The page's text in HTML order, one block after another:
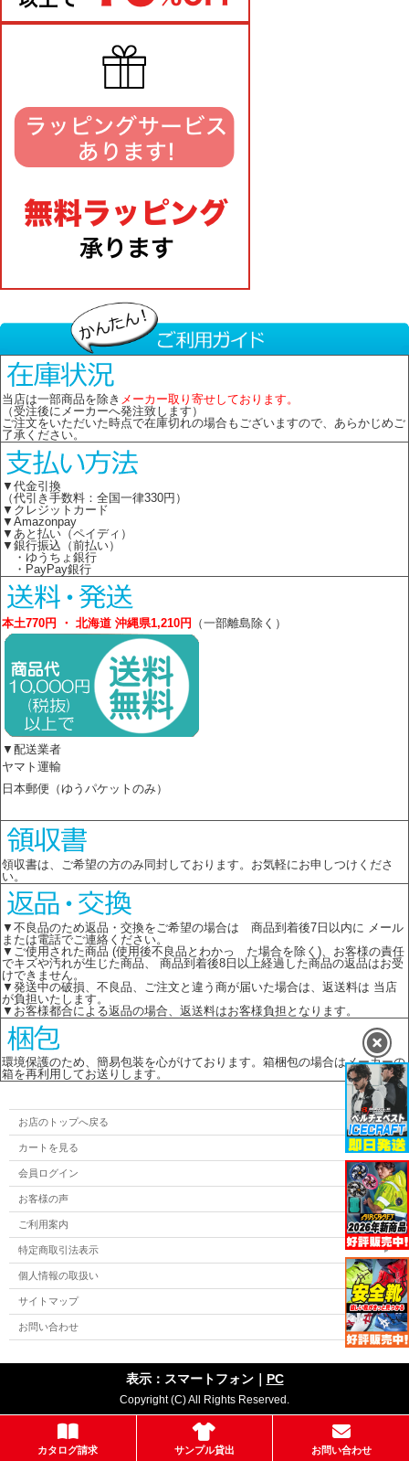
当店は一部商品を除き メーカー取り寄せしております。
（受注後にメーカーへ発注致します）
ご注文をいただいた時点で在庫切れの場合もございますので、あらかじめご
了承ください。
▼代金引換
（代引き手数料：全国一律330円）
▼クレジットカード
▼Amazonpay
▼あと払い（ペイディ）
▼銀行振込（前払い）
・ゆうちょ銀行
・PayPay銀行
本土770円 ・ 北海道 沖縄県1,210円 （一部離島除く）
▼配送業者
ヤマト運輸
日本郵便（ゆうパケットのみ）
領収書は、ご希望の方のみ同封しております。お気軽にお申しつけくださ
い。
▼不良品のため返品・交換をご希望の場合は 商品到着後7日以内に メール
または電話でご連絡ください。
▼ご使用された商品 (使用後不良品とわかっ た場合を除く)、お客様の責任
でキズや汚れが生じた商品、 商品到着後8日以上経過した商品の返品はお受
けできません。
▼発送中の破損、不良品、ご注文と違う商が届いた場合は、返送料は 当店
が負担いたします。
▼お客様都合による返品の場合、返送料はお客様負担となります。
環境保護のため、簡易包装を心がけております。箱梱包の場合はメーカーの
箱を再利用してお送りします。
カタログ請求 サンプル貸出 お問い合わせ
お店のトップへ戻る
カートを見る
会員ログイン
お客様の声
ご利用案内
特定商取引法表示
個人情報の取扱い
サイトマップ
お問い合わせ
表示：スマートフォン｜ PC
Copyright (C) All Rights Reserved.